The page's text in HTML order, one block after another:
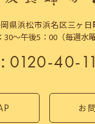
県浜松市浜名区三ヶ
30～午後5：00（毎週水
0120-40-
お